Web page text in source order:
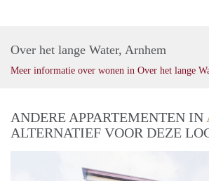
Over het lange Water, Arnhem
Meer informatie over wonen in Over het lange
ANDERE APPARTEMENTEN IN
ALTERNATIEF VOOR DEZE